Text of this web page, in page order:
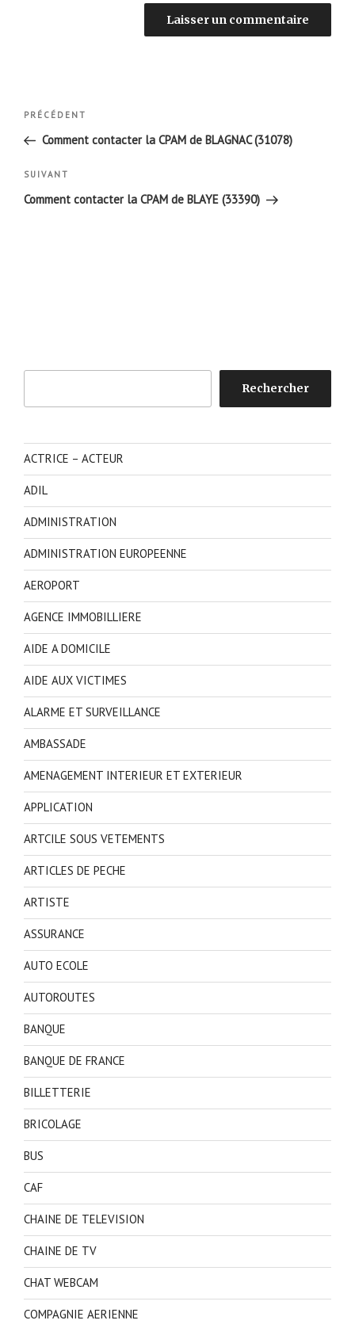
Navigation
l’article
Article
précédent
PRÉCÉDENT
Comment contacter la CPAM de BLAGNAC (31078)
Article
suivant
SUIVANT
Comment contacter la CPAM de BLAYE (33390)
Rechercher
ACTRICE – ACTEUR
ADIL
ADMINISTRATION
ADMINISTRATION EUROPEENNE
AEROPORT
AGENCE IMMOBILLIERE
AIDE A DOMICILE
AIDE AUX VICTIMES
ALARME ET SURVEILLANCE
AMBASSADE
AMENAGEMENT INTERIEUR ET EXTERIEUR
APPLICATION
ARTCILE SOUS VETEMENTS
ARTICLES DE PECHE
ARTISTE
ASSURANCE
AUTO ECOLE
AUTOROUTES
BANQUE
BANQUE DE FRANCE
BILLETTERIE
BRICOLAGE
BUS
CAF
CHAINE DE TELEVISION
CHAINE DE TV
CHAT WEBCAM
COMPAGNIE AERIENNE